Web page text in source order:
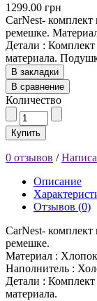
1299.00 грн
CarNest-
ремешке.
Детали : Комплект
материала.
В закладки
В сравнение
Количество
Купить
0 отзывов /
Описание
Отзывов (0)
CarNest-
ремешке.
Материал :
Наполнитель :
Детали : Комплект
материала.